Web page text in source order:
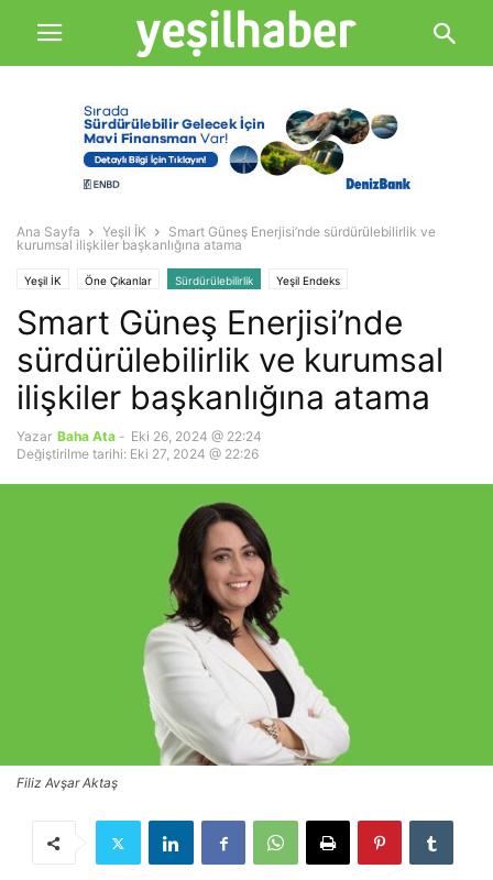
Ana Sayfa Yeşil İK
Smart Güneş Enerjisi’nde sürdürülebilirlik ve
kurumsal ilişkiler başkanlığına atama
Yeşil İK Öne Çıkanlar Sürdürülebilirlik Yeşil Endeks
Smart Güneş Enerjisi’nde
sürdürülebilirlik ve kurumsal
ilişkiler başkanlığına atama
Yazar Baha Ata - Eki 26, 2024 @ 22:24
Değiştirilme tarihi: Eki 27, 2024 @ 22:26
Filiz Avşar Aktaş